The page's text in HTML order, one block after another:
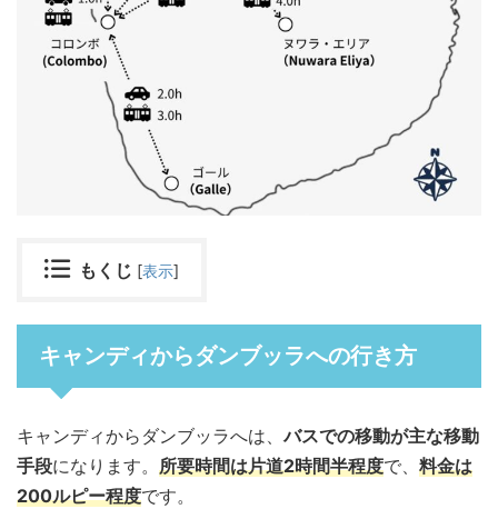
もくじ [表示]
キャンディからダンブッラへの行き方
キャンディからダンブッラへは、バスでの移動が主な移動
手段になります。 所要時間は片道2時間半程度で、 料金は
200ルピー程度です。